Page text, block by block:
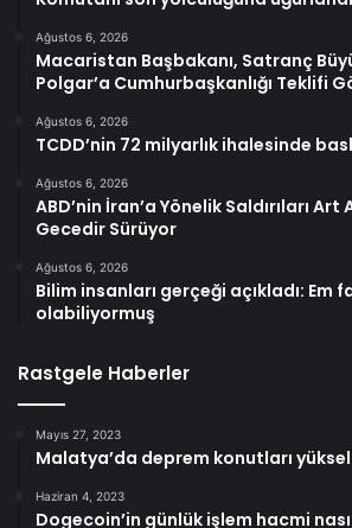
Ağustos 6, 2026
Macaristan Başbakanı, Satranç
Polgar’a Cumhurbaşkanlığı Teklifi
Ağustos 6, 2026
TCDD’nin 72 milyarlık ihalesinde
Ağustos 6, 2026
ABD’nin İran’a Yönelik Saldırıları Art
Gecedir Sürüyor
Ağustos 6, 2026
Bilim insanları gerçeği açıkladı: Em
olabiliyormuş
Rastgele Haberler
Mayıs 27, 2023
Malatya’da deprem konutları
Haziran 4, 2023
Dogecoin’in günlük işlem hacmi